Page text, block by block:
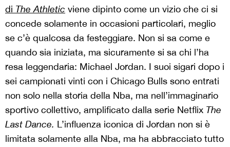
di The Athletic viene dipinto come un vizio che ci si
concede solamente in occasioni particolari, meglio
se c’è qualcosa da festeggiare. Non si sa come e
quando sia iniziata, ma sicuramente si sa chi l’ha
resa leggendaria: Michael Jordan. I suoi sigari dopo i
sei campionati vinti con i Chicago Bulls sono entrati
non solo nella storia della Nba, ma nell’immaginario
sportivo collettivo, amplificato dalla serie Netflix The
Last Dance. L’influenza iconica di Jordan non si è
limitata solamente alla Nba, ma ha abbracciato tutto